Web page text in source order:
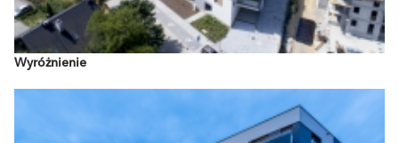
Wyróżnienie